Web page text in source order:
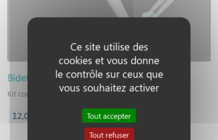
Bidet portable de voyage NEAUMADE
Kit complet douchette WC
12,00 €
Ce site utilise des
cookies et vous donne
le contrôle sur ceux que
vous souhaitez activer
Tout accepter
Tout refuser